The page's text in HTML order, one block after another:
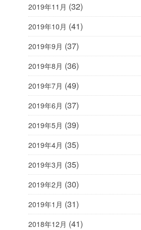
2019年11月 (32)
2019年10月 (41)
2019年9月 (37)
2019年8月 (36)
2019年7月 (49)
2019年6月 (37)
2019年5月 (39)
2019年4月 (35)
2019年3月 (35)
2019年2月 (30)
2019年1月 (31)
2018年12月 (41)